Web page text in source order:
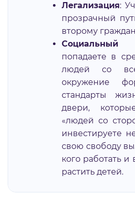
Легализация:
прозрачный
второму
Социальный
попадаете в
людей со
окружение
стандарты
двери,
«людей со
инвестируете
свою свободу
кого работать
растить детей.